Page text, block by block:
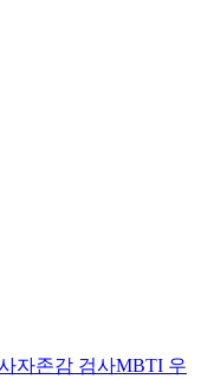
자존감 검사MBTI 우